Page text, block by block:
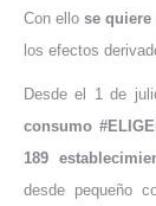
Con ello se quiere
los efectos
Desde el 1 de
consumo
189
desde pequeño